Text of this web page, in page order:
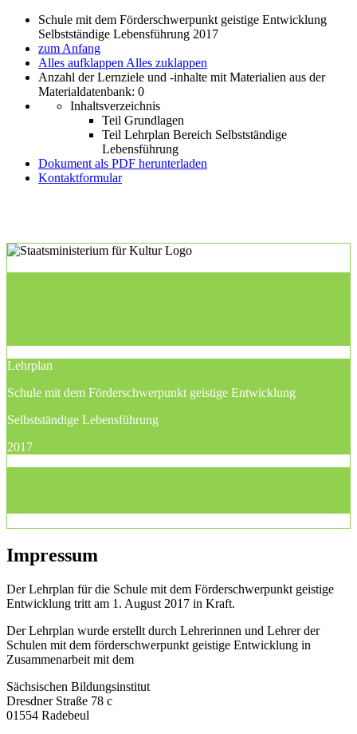
Schule mit dem Förderschwerpunkt geistige Entwicklung
Selbstständige Lebensführung 2017
zum Anfang
Alles aufklappen Alles zuklappen
Anzahl der Lernziele und -inhalte mit Materialien aus der
Materialdatenbank: 0
Inhaltsverzeichnis
Teil Grundlagen
Teil Lehrplan Bereich Selbstständige
Lebensführung
Dokument als PDF herunterladen
Kontaktformular
Lehrplan
Schule mit dem Förderschwerpunkt geistige Entwicklung
Selbstständige Lebensführung
2017
Impressum
Der Lehrplan für die Schule mit dem Förderschwerpunkt geistige
Entwicklung tritt am 1. August 2017 in Kraft.
Der Lehrplan wurde erstellt durch Lehrerinnen und Lehrer der
Schulen mit dem förderschwerpunkt geistige Entwicklung in
Zusammenarbeit mit dem
Sächsischen Bildungsinstitut
Dresdner Straße 78 c
01554 Radebeul